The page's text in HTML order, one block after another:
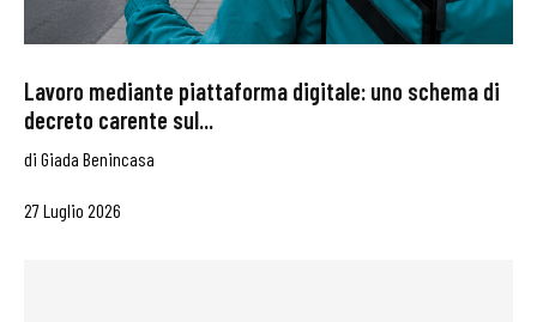
Lavoro mediante piattaforma digitale: uno schema di
decreto carente sul...
di Giada Benincasa
27 Luglio 2026